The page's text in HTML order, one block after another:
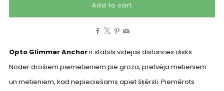
Add to cart
Facebook
Opto Glimmer Anchorir stabils vidējās distances disks.
Noder drošiem piemetieniem pie groza, pretvēja metieniem
un metieniem, kad nepieciešams apiet šķērsli. Piemērots